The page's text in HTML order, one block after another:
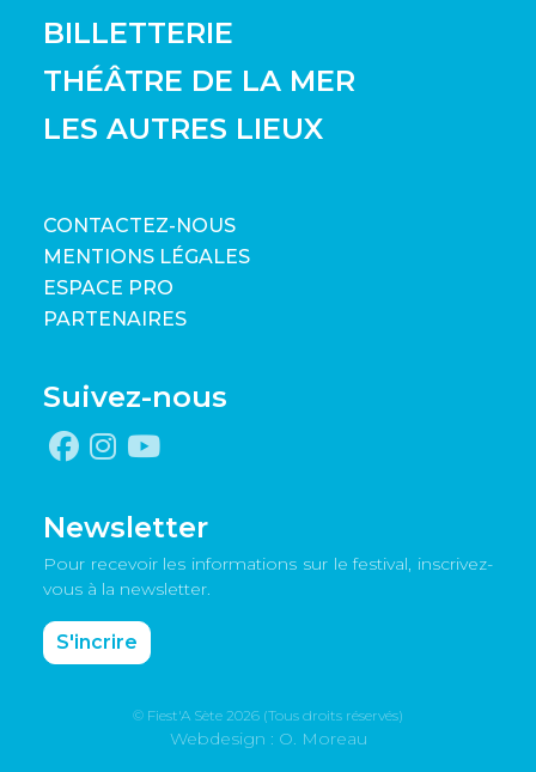
BILLETTERIE
THÉÂTRE DE LA MER
LES AUTRES LIEUX
CONTACTEZ-NOUS
MENTIONS LÉGALES
ESPACE PRO
PARTENAIRES
Suivez-nous
Newsletter
Pour recevoir les informations sur le festival, inscrivez-
vous à la newsletter.
S'incrire
© Fiest'A Sète 2026 (Tous droits réservés)
Webdesign : O. Moreau